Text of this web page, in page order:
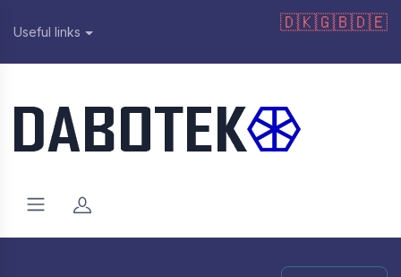
Useful links 🇩🇰🇬🇧🇩🇪